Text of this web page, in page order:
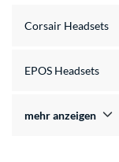
Corsair Headsets
EPOS Headsets
mehr anzeigen